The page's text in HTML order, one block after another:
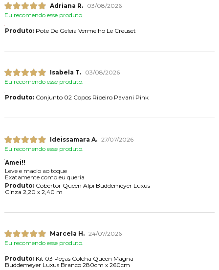
Adriana R.
03/08/2026
Eu recomendo esse produto.
Produto:Pote De Geleia Vermelho Le Creuset
Isabela T.
03/08/2026
Eu recomendo esse produto.
Produto:Conjunto 02 Copos Ribeiro Pavani Pink
Ideissamara A. 27/07/2026
Eu recomendo esse produto.
Amei!!
Leve e macio ao toque
Exatamente como eu queria
Produto:Cobertor Queen Alpi Buddemeyer Luxus
Cinza 2,20 x 2,40 m
Marcela H. 24/07/2026
Eu recomendo esse produto.
Produto:Kit 03 Peças Colcha Queen Magna
Buddemeyer Luxus Branco 280cm x 260cm